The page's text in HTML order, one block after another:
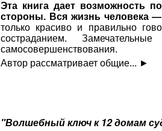
Эта книга дает возможность
стороны. Вся жизнь человека
только красиво и правильно
состраданием.
самосовершенствования.
Автор рассматривает общие... ►
"Волшебный ключ к 12 домам